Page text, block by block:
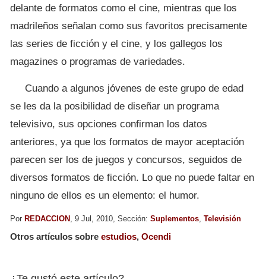
delante de formatos como el cine, mientras que los
madrileños señalan como sus favoritos precisamente
las series de ficción y el cine, y los gallegos los
magazines o programas de variedades.
Cuando a algunos jóvenes de este grupo de edad
se les da la posibilidad de diseñar un programa
televisivo, sus opciones confirman los datos
anteriores, ya que los formatos de mayor aceptación
parecen ser los de juegos y concursos, seguidos de
diversos formatos de ficción. Lo que no puede faltar en
ninguno de ellos es un elemento: el humor.
Por REDACCION , 9 Jul, 2010, Sección: Suplementos Televisión
Otros artículos sobre estudios, Ocendi